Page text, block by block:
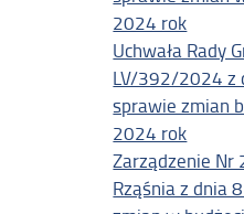
2024 rok
Uchwała Rady
LV/392/2024 z
sprawie zmian
2024 rok
Zarządzenie
Rząśnia z dnia